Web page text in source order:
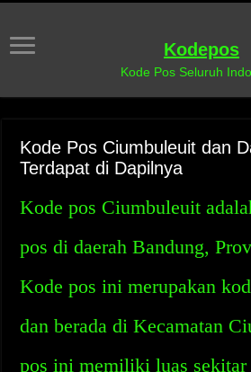
Kodepos
Kode Pos Seluruh
Kode Pos Ciumbuleuit dan
Terdapat di Dapilnya
Kode pos Ciumbuleuit
pos di daerah Bandung,
Kode pos ini merupakan
dan berada di Kecamatan
pos ini memiliki luas sekitar